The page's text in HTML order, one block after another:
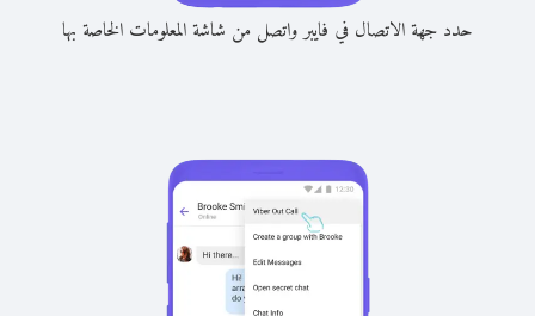
حدد جهة الاتصال في فايبر واتصل من شاشة المعلومات الخاصة بها